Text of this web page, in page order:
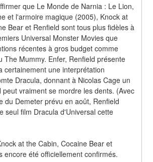
que Le Monde de Narnia : Le Lion,
et l'armoire magique (2005), Knock at
Bear et Renfield sont tous plus fidèles à
Universal Monster Movies que
récentes à gros budget comme
The Mummy. Enfer, Renfield présente
certainement une interprétation
Dracula, donnant à Nicolas Cage un
peut vraiment se mordre les dents. (Avec
du Demeter prévu en août, Renfield
seul film Dracula d'Universal cette
at the Cabin, Cocaine Bear et
encore été officiellement confirmés.